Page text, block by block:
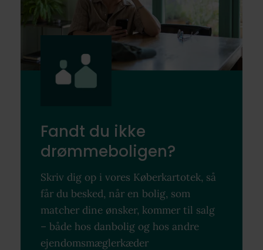
Fandt du ikke
drømmeboligen?
Skriv dig op i vores Køberkartotek, så
får du besked, når en bolig, som
matcher dine ønsker, kommer til salg
– både hos danbolig og hos andre
ejendomsmæglerkæder